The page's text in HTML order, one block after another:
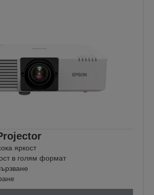
яркост
в голям формат